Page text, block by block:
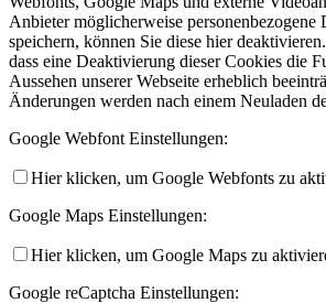
Anbieter möglicherweise personenbezogene
speichern, können Sie diese hier
dass eine Deaktivierung dieser Cookies die
Aussehen unserer Webseite erheblich
Änderungen werden nach einem Neuladen
Google Webfont Einstellungen:
Hier klicken, um Google Webfonts zu
Google Maps Einstellungen:
Hier klicken, um Google Maps zu
Google reCaptcha Einstellungen: